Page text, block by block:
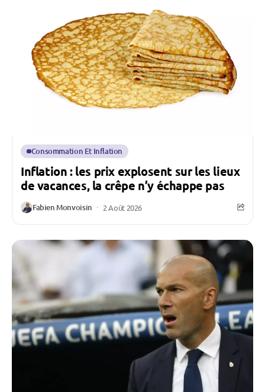
Consommation Et Inflation
Inflation : les prix explosent sur les lieux
de vacances, la crêpe n’y échappe pas
Fabien Monvoisin 2 Août 2026